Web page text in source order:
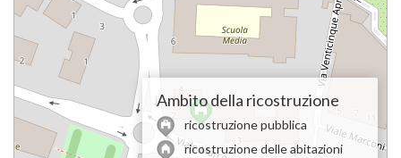
Ambito della ricostruzione
ricostruzione pubblica
ricostruzione delle abitazioni